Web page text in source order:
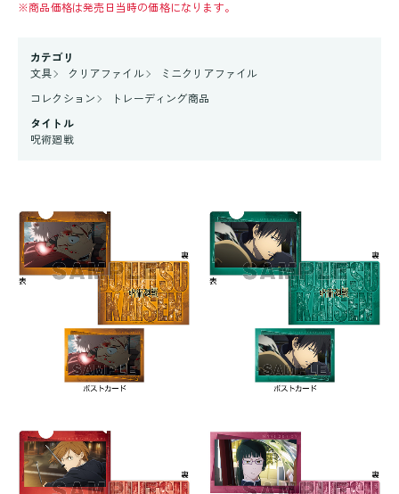
※商品価格は発売日当時の価格になります。
カテゴリ
文具
クリアファイル
ミニクリアファイル
コレクション
トレーディング商品
タイトル
呪術廻戦